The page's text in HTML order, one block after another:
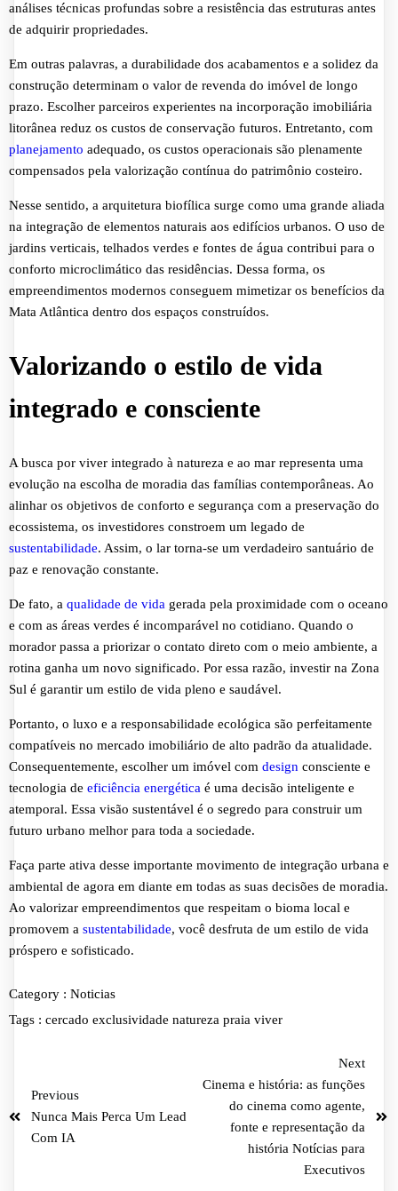
análises técnicas profundas sobre a resistência das estruturas antes
de adquirir propriedades.
Em outras palavras, a durabilidade dos acabamentos e a solidez da
construção determinam o valor de revenda do imóvel de longo
prazo. Escolher parceiros experientes na incorporação imobiliária
litorânea reduz os custos de conservação futuros. Entretanto, com
planejamento adequado, os custos operacionais são plenamente
compensados pela valorização contínua do patrimônio costeiro.
Nesse sentido, a arquitetura biofílica surge como uma grande aliada
na integração de elementos naturais aos edifícios urbanos. O uso de
jardins verticais, telhados verdes e fontes de água contribui para o
conforto microclimático das residências. Dessa forma, os
empreendimentos modernos conseguem mimetizar os benefícios da
Mata Atlântica dentro dos espaços construídos.
Valorizando o estilo de vida
integrado e consciente
A busca por viver integrado à natureza e ao mar representa uma
evolução na escolha de moradia das famílias contemporâneas. Ao
alinhar os objetivos de conforto e segurança com a preservação do
ecossistema, os investidores constroem um legado de
sustentabilidade. Assim, o lar torna-se um verdadeiro santuário de
paz e renovação constante.
De fato, a qualidade de vida gerada pela proximidade com o oceano
e com as áreas verdes é incomparável no cotidiano. Quando o
morador passa a priorizar o contato direto com o meio ambiente, a
rotina ganha um novo significado. Por essa razão, investir na Zona
Sul é garantir um estilo de vida pleno e saudável.
Portanto, o luxo e a responsabilidade ecológica são perfeitamente
compatíveis no mercado imobiliário de alto padrão da atualidade.
Consequentemente, escolher um imóvel com design consciente e
tecnologia de eficiência energética é uma decisão inteligente e
atemporal. Essa visão sustentável é o segredo para construir um
futuro urbano melhor para toda a sociedade.
Faça parte ativa desse importante movimento de integração urbana e
ambiental de agora em diante em todas as suas decisões de moradia.
Ao valorizar empreendimentos que respeitam o bioma local e
promovem a sustentabilidade, você desfruta de um estilo de vida
próspero e sofisticado.
Category : Noticias
Tags : cercado exclusividade natureza praia viver
Previous
Nunca Mais Perca Um Lead
Com IA
Next
Cinema e história: as funções
do cinema como agente,
fonte e representação da
história Notícias para
Executivos